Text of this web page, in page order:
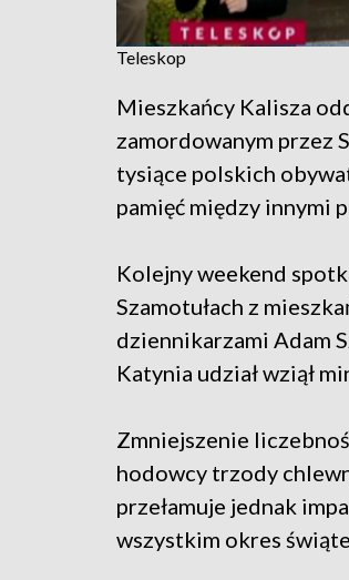
Teleskop
Mieszkańcy Kalisza
zamordowanym przez
tysiące polskich
pamięć między innymi
Kolejny weekend
Szamotułach z
dziennikarzami Adam
Katynia udział wziął
Zmniejszenie
hodowcy trzody
przełamuje jednak
wszystkim okres